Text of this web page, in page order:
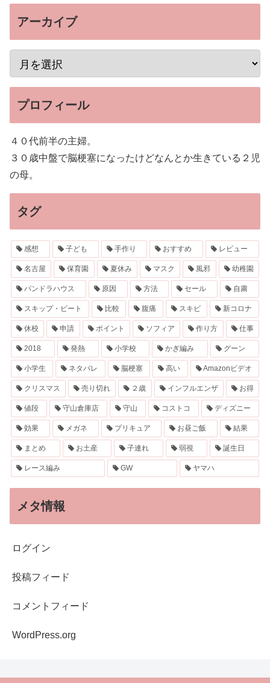
アーカイブ
プロフィール
４０代前半の主婦。
３０歳中盤で脳梗塞になったけどなんとか生きている２児
の母。
タグ
感想 子ども 手作り おすすめ レビュー
名古屋 保育園 夏休み マスク 風邪 幼稚園
パンドラハウス 原因 方法 セール 自粛
スキップ・ビート 比較 腹痛 スキビ 新コロナ
休校 申請 ポイント ソフィア 作り方 仕事
2018 発熱 小学校 かぎ編み グーン
小学生 ネタバレ 脳梗塞 高い Amazonビデオ
クリスマス 売り切れ ２歳 インフルエンザ お得
値段 守山倉庫店 守山 コストコ ディズニー
効果 メガネ プリキュア お昼ご飯 結果
まとめ お土産 子連れ 弱視 誕生日
レース編み GW ヤマハ
メタ情報
ログイン
投稿フィード
コメントフィード
WordPress.org